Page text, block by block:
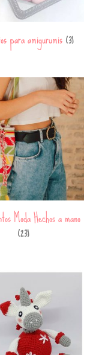
para amigurumis(3)
Moda Hechos a mano
(23)